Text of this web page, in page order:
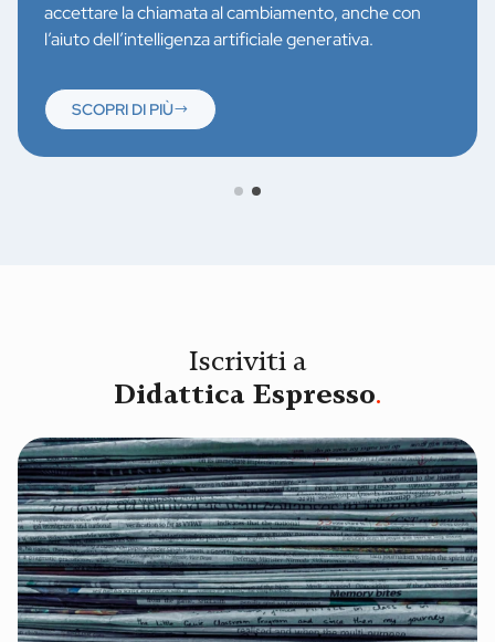
accettare la chiamata al cambiamento, anche con
l’aiuto dell’intelligenza artificiale generativa.
SCOPRI DI PIÙ
Iscriviti a
Didattica Espresso.